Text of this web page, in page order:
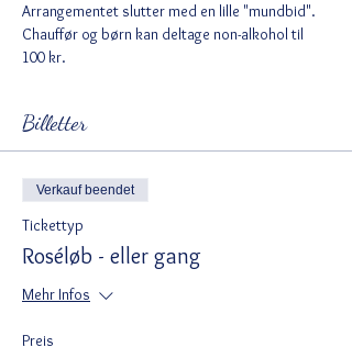
Arrangementet slutter med en lille "mundbid".
Chauffør og børn kan deltage non-alkohol til
100 kr.
Billetter
Verkauf beendet
Tickettyp
Roséløb - eller gang
Mehr Infos
Preis